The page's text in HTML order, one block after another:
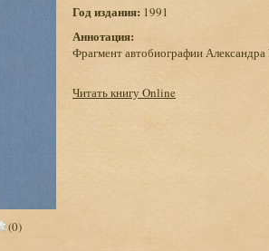
(0)
Год издания: 1991
Аннотация:
Фрагмент автобиографии
Читать книгу Online